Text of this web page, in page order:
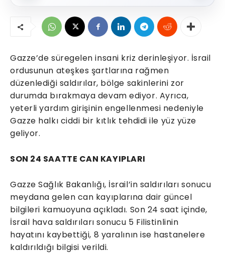
Gazze’de süregelen insani kriz derinleşiyor. İsrail
ordusunun ateşkes şartlarına rağmen
düzenlediği saldırılar, bölge sakinlerini zor
durumda bırakmaya devam ediyor. Ayrıca,
yeterli yardım girişinin engellenmesi nedeniyle
Gazze halkı ciddi bir kıtlık tehdidi ile yüz yüze
geliyor.
SON 24 SAATTE CAN KAYIPLARI
Gazze Sağlık Bakanlığı, İsrail’in saldırıları sonucu
meydana gelen can kayıplarına dair güncel
bilgileri kamuoyuna açıkladı. Son 24 saat içinde,
İsrail hava saldırıları sonucu 5 Filistinlinin
hayatını kaybettiği, 8 yaralının ise hastanelere
kaldırıldığı bilgisi verildi.